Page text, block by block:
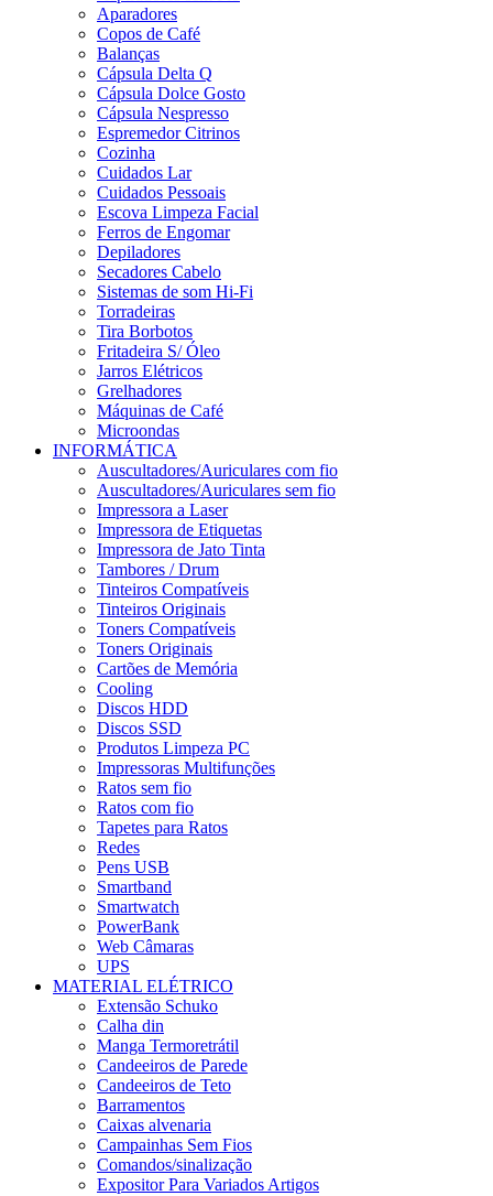
Aparadores
Copos de Café
Balanças
Cápsula Delta Q
Cápsula Dolce Gosto
Cápsula Nespresso
Espremedor Citrinos
Cozinha
Cuidados Lar
Cuidados Pessoais
Escova Limpeza Facial
Ferros de Engomar
Depiladores
Secadores Cabelo
Sistemas de som Hi-Fi
Torradeiras
Tira Borbotos
Fritadeira S/ Óleo
Jarros Elétricos
Grelhadores
Máquinas de Café
Microondas
INFORMÁTICA
Auscultadores/Auriculares com fio
Auscultadores/Auriculares sem fio
Impressora a Laser
Impressora de Etiquetas
Impressora de Jato Tinta
Tambores / Drum
Tinteiros Compatíveis
Tinteiros Originais
Toners Compatíveis
Toners Originais
Cartões de Memória
Cooling
Discos HDD
Discos SSD
Produtos Limpeza PC
Impressoras Multifunções
Ratos sem fio
Ratos com fio
Tapetes para Ratos
Redes
Pens USB
Smartband
Smartwatch
PowerBank
Web Câmaras
UPS
MATERIAL ELÉTRICO
Extensão Schuko
Calha din
Manga Termoretrátil
Candeeiros de Parede
Candeeiros de Teto
Barramentos
Caixas alvenaria
Campainhas Sem Fios
Comandos/sinalização
Expositor Para Variados Artigos